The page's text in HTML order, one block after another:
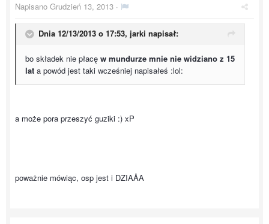
Napisano Grudzień 13, 2013 ·
Dnia 12/13/2013 o 17:53, jarki napisał:
bo składek nie płacę w mundurze mnie nie widziano z 15
lat a powód jest taki wcześniej napisałeś :lol:
a może pora przeszyć guziki :) xP
poważnie mówiąc, osp jest i DZIAÅA